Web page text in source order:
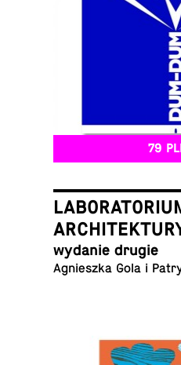
79
wydanie drugie
Agniesz­ka Gola i